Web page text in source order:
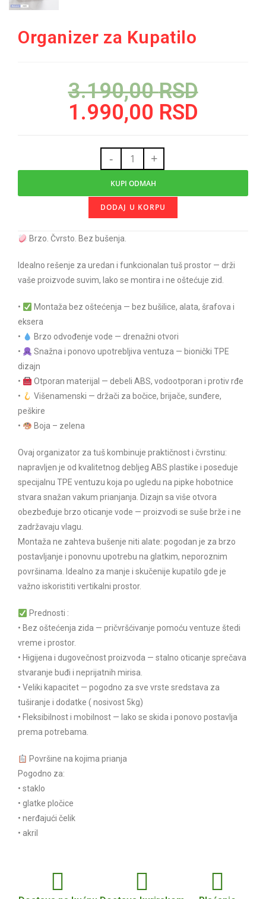
Organizer za Kupatilo
Brzo. Čvrsto. Bez bušenja.
Idealno rešenje za uredan i funkcionalan tuš prostor — drži
vaše proizvode suvim, lako se montira i ne oštećuje zid.
•
Montaža bez oštećenja — bez bušilice, alata, šrafova i
eksera
•
Brzo odvođenje vode — drenažni otvori
•
Snažna i ponovo upotrebljiva ventuza — bionički TPE
dizajn
•
Otporan materijal — debeli ABS, vodootporan i protiv rđe
•
Višenamenski — držači za bočice, brijače, sunđere,
peškire
•
Boja – zelena
Ovaj organizator za tuš kombinuje praktičnost i čvrstinu:
napravljen je od kvalitetnog debljeg ABS plastike i poseduje
specijalnu TPE ventuzu koja po ugledu na pipke hobotnice
stvara snažan vakum prianjanja. Dizajn sa više otvora
obezbeđuje brzo oticanje vode — proizvodi se suše brže i ne
zadržavaju vlagu.
Montaža ne zahteva bušenje niti alate: pogodan je za brzo
postavljanje i ponovnu upotrebu na glatkim, neporoznim
površinama. Idealno za manje i skučenije kupatilo gde je
važno iskoristiti vertikalni prostor.
Prednosti :
• Bez oštećenja zida — pričvršćivanje pomoću ventuze štedi
vreme i prostor.
• Higijena i dugovečnost proizvoda — stalno oticanje sprečava
stvaranje buđi i neprijatnih mirisa.
• Veliki kapacitet — pogodno za sve vrste sredstava za
tuširanje i dodatke ( nosivost 5kg)
• Fleksibilnost i mobilnost — lako se skida i ponovo postavlja
prema potrebama.
Površine na kojima prianja
Pogodno za:
• staklo
• glatke pločice
• nerđajući čelik
• akril
3.190,00RSD
1.990,00 RSD
- +
DODAJ U KORPU
KUPI ODMAH